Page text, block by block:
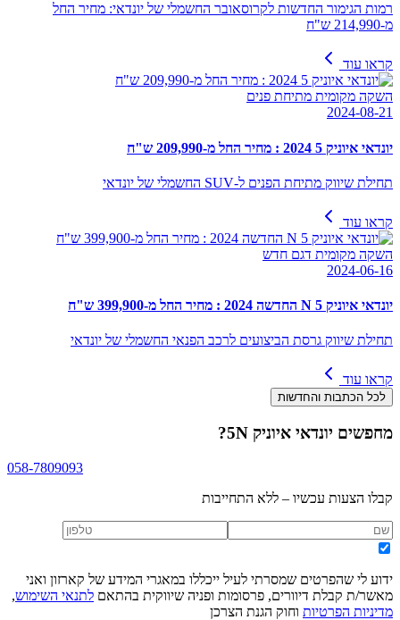
רמות הגימור החדשות לקרוסאובר החשמלי של יונדאי: מחיר החל
מ-214,990 ש"ח
קראו עוד
השקה מקומית מתיחת פנים
2024-08-21
יונדאי איוניק 5 2024 : מחיר החל מ-209,990 ש"ח
תחילת שיווק מתיחת הפנים ל-SUV החשמלי של יונדאי
קראו עוד
השקה מקומית דגם חדש
2024-06-16
יונדאי איוניק 5 N החדשה 2024 : מחיר החל מ-399,900 ש"ח
תחילת שיווק גרסת הביצועים לרכב הפנאי החשמלי של יונדאי
קראו עוד
לכל הכתבות והחדשות
מחפשים יונדאי איוניק 5N ?
058-7809093
קבלו הצעות עכשיו – ללא התחייבות
ידוע לי שהפרטים שמסרתי לעיל ייכללו במאגרי המידע של קארזון ואני
מאשר/ת קבלת דיוורים, פרסומות ופניה שיווקית בהתאם לתנאי השימוש,
מדיניות הפרטיות וחוק הגנת הצרכן